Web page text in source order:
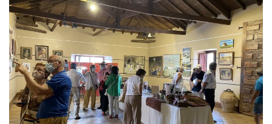
Ver imagen